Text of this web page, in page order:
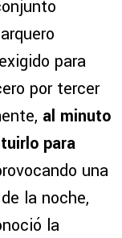
para
por tercer
al minuto
para
una
la noche,
la